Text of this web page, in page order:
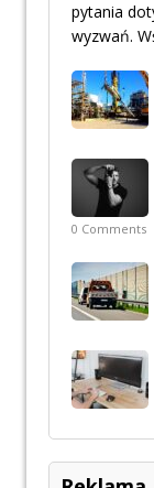
pytania
wyzwań.
0 Comments